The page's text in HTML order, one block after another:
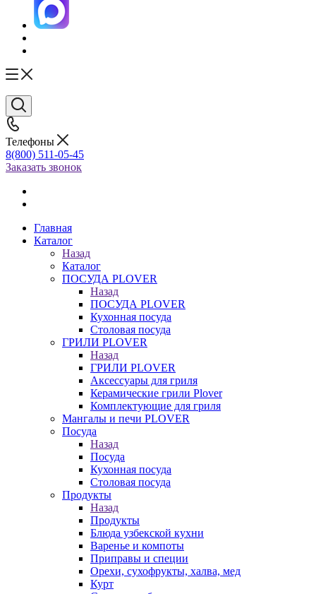
Телефоны
8(800) 511-05-45
Заказать звонок
Главная
Каталог
Назад
Каталог
ПОСУДА PLOVER
Назад
ПОСУДА PLOVER
Кухонная посуда
Столовая посуда
ГРИЛИ PLOVER
Назад
ГРИЛИ PLOVER
Аксессуары для гриля
Керамические грили Plover
Комплектующие для гриля
Мангалы и печи PLOVER
Посуда
Назад
Посуда
Кухонная посуда
Столовая посуда
Продукты
Назад
Продукты
Блюда узбекской кухни
Варенье и компоты
Приправы и специи
Орехи, сухофрукты, халва, мед
Курт